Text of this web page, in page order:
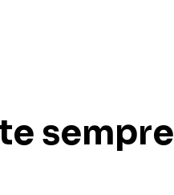
sempre